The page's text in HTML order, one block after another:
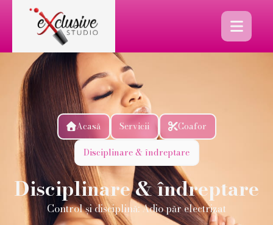

Acasă Servicii Coafor
Disciplinare & îndreptare
Disciplinare & îndreptare
Control și disciplină: Adio păr electrizat